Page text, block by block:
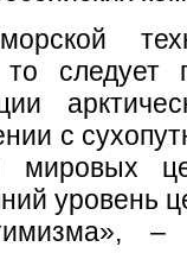
то
с
мировых
уровень
–